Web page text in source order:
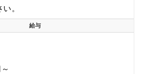
。
給与